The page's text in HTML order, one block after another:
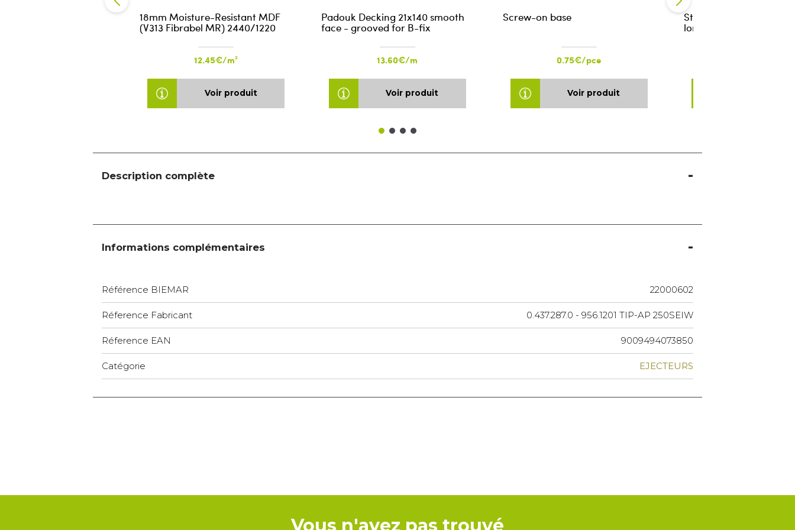
18mm Moisture-Resistant MDF
(V313 Fibrabel MR) 2440/1220
12.45€/m²
Voir produit
Padouk Decking 21x140 smooth
face - grooved for B-fix
13.60€/m
Voir produit
Screw-on base
0.75€/pce
Voir produit
Straight support for
long version 20/32 silk
Description complète
Informations complémentaires
Référence BIEMAR 22000602
Réference Fabricant 0.437.287.0 - 956.1201 TIP-AP 250SEIW
Réference EAN 9009494073850
Catégorie EJECTEURS